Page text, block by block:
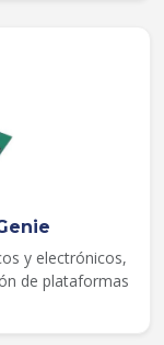
y electrónicos,
de plataformas